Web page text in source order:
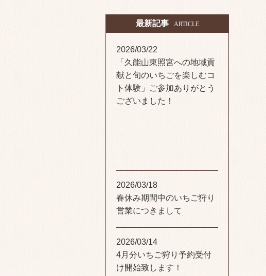
最新記事 ARTICLE
2026/03/22
「久能山東照宮への地域貢
献と旬のいちごを楽しむコ
ト体験」ご参加ありがとう
ございました！
2026/03/18
春休み期間中のいちご狩り
営業につきまして
2026/03/14
4月分いちご狩り予約受付
け開始致します！